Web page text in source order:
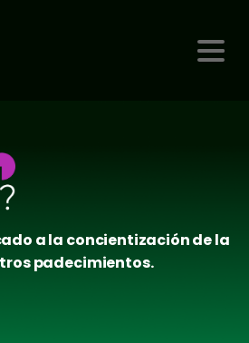
a la concientización de la
padecimientos.